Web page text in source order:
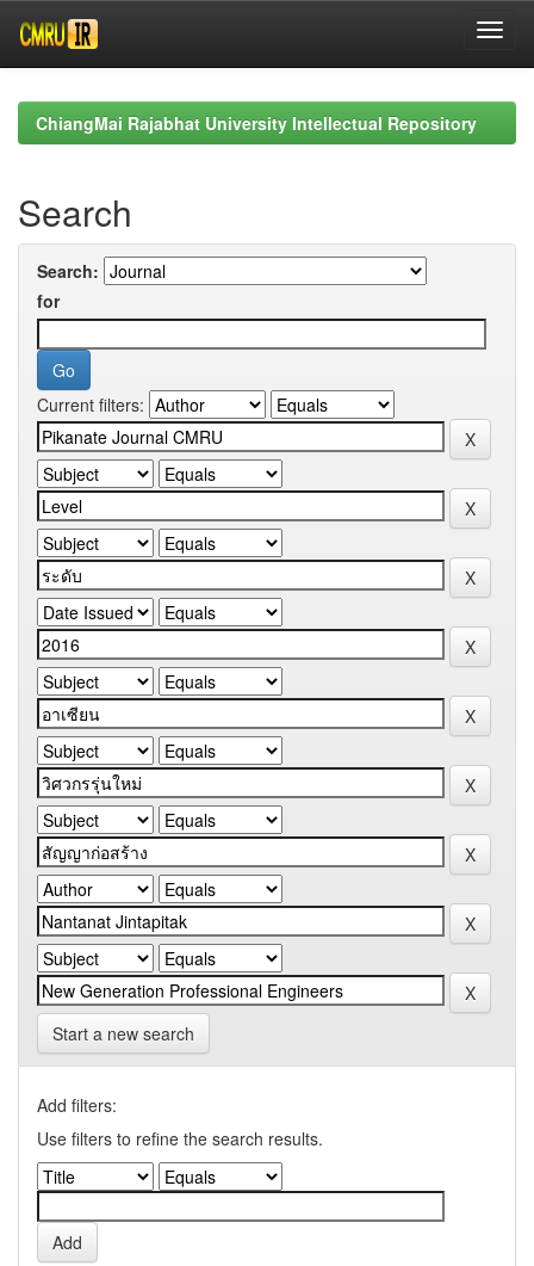
navigationChiangMai Rajabhat University Intellectual Repository
Search
Search:
for
Current filters:
Start a new search
Add filters:
Use filters to refine the search results.